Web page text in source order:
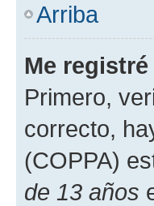
Arriba
Me
Primero,
correcto,
(COPPA)
de 13 años